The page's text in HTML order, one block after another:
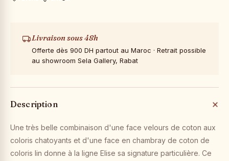
Livraison sous 48h
Offerte dès 900 DH partout au Maroc · Retrait possible
au showroom Sela Gallery, Rabat
Description
Une très belle combinaison d'une face velours de coton aux
coloris chatoyants et d'une face en chambray de coton de
coloris lin donne à la ligne Elise sa signature particulière. Ce